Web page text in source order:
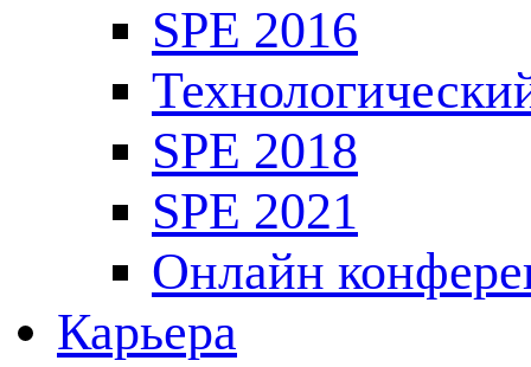
SPE 2016
SPE 2018
SPE 2021
Онлайн
Карьера